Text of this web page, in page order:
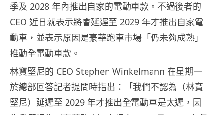
季及 2028 年內推出自家的電動車款。不過後者的
CEO 近日就表示將會延遲至 2029 年才推出自家電
動車，並表示原因是豪華跑車市場「仍未夠成熟」
推動全電動車款。
林寶堅尼的 CEO Stephen Winkelmann 在星期一
於總部回答記者提問時指出：「我們不認為（林寶
堅尼）延遲至 2029 年才推出全電動車是太遲，因